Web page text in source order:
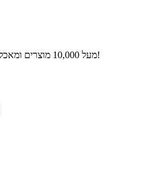
מעל 10,000 מוצרים ומאכלים במאגר עם ערכים תזונתיים!